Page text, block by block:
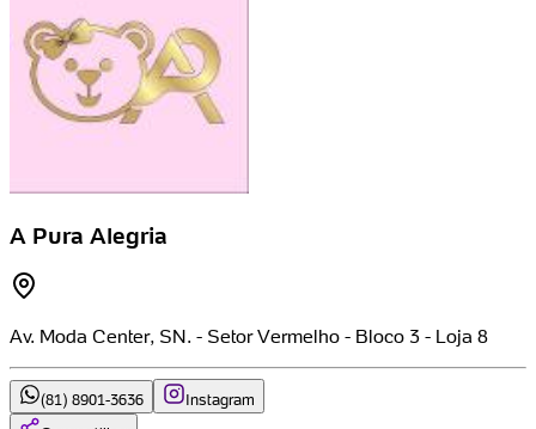
A Pura Alegria
Av. Moda Center, SN. - Setor Vermelho - Bloco 3 - Loja 8
(81) 8901-3636
Instagram